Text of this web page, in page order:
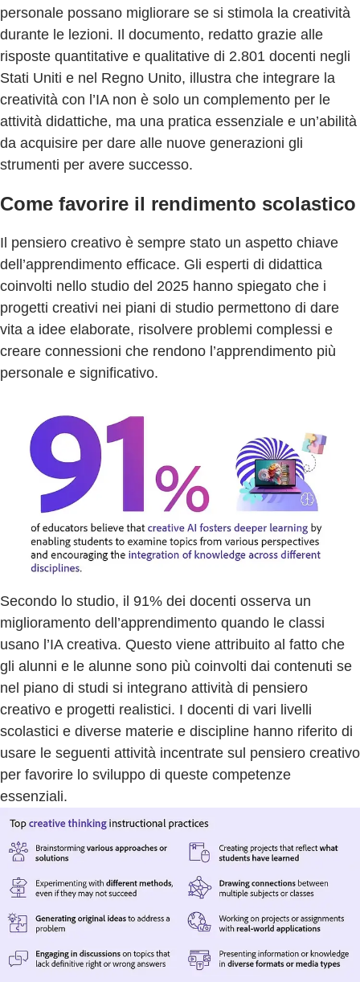
personale possano migliorare se si stimola la creatività
durante le lezioni. Il documento, redatto grazie alle
risposte quantitative e qualitative di 2.801 docenti negli
Stati Uniti e nel Regno Unito, illustra che integrare la
creatività con l’IA non è solo un complemento per le
attività didattiche, ma una pratica essenziale e un’abilità
da acquisire per dare alle nuove generazioni gli
strumenti per avere successo.
Come favorire il rendimento scolastico
Il pensiero creativo è sempre stato un aspetto chiave
dell’apprendimento efficace. Gli esperti di didattica
coinvolti nello studio del 2025 hanno spiegato che i
progetti creativi nei piani di studio permettono di dare
vita a idee elaborate, risolvere problemi complessi e
creare connessioni che rendono l’apprendimento più
personale e significativo.
Secondo lo studio, il 91% dei docenti osserva un
miglioramento dell’apprendimento quando le classi
usano l’IA creativa. Questo viene attribuito al fatto che
gli alunni e le alunne sono più coinvolti dai contenuti se
nel piano di studi si integrano attività di pensiero
creativo e progetti realistici. I docenti di vari livelli
scolastici e diverse materie e discipline hanno riferito di
usare le seguenti attività incentrate sul pensiero creativo
per favorire lo sviluppo di queste competenze
essenziali.